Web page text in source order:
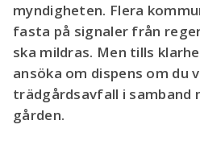
myndigheten. Flera
fasta på signaler från
ska mildras. Men tills
ansöka om dispens om du
trädgårdsavfall i samband
gården.